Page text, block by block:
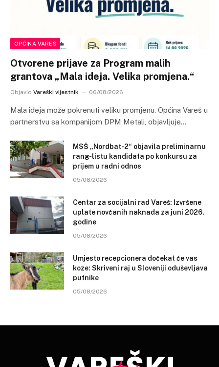
OPĆINA VAREŠ
Otvorene prijave za Program malih
grantova „Mala ideja. Velika promjena.“
Objavio Vareški vijestnik 06/08/2026
Mala ideja može pokrenuti veliku promjenu. Općina Vareš u
partnerstvu sa kompanijom DPM Metali, objavljuje…
MSŠ „Nordbat-2“ objavila preliminarnu
rang-listu kandidata po konkursu za
prijem u radni odnos
05/08/2026
Centar za socijalni rad Vareš: Izvršene
uplate novčanih naknada za juni 2026.
godine
05/08/2026
Umjesto recepcionera dočekat će vas
koze: Skriveni raj u Sloveniji oduševljava
putnike
05/08/2026